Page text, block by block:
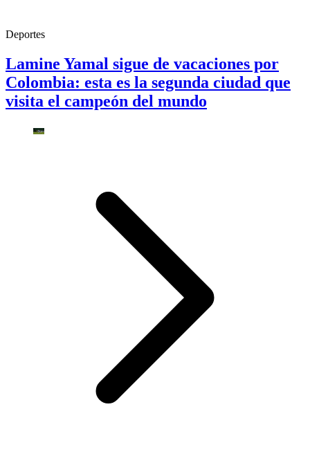
Deportes
Lamine Yamal sigue de vacaciones por
Colombia: esta es la segunda ciudad que
visita el campeón del mundo